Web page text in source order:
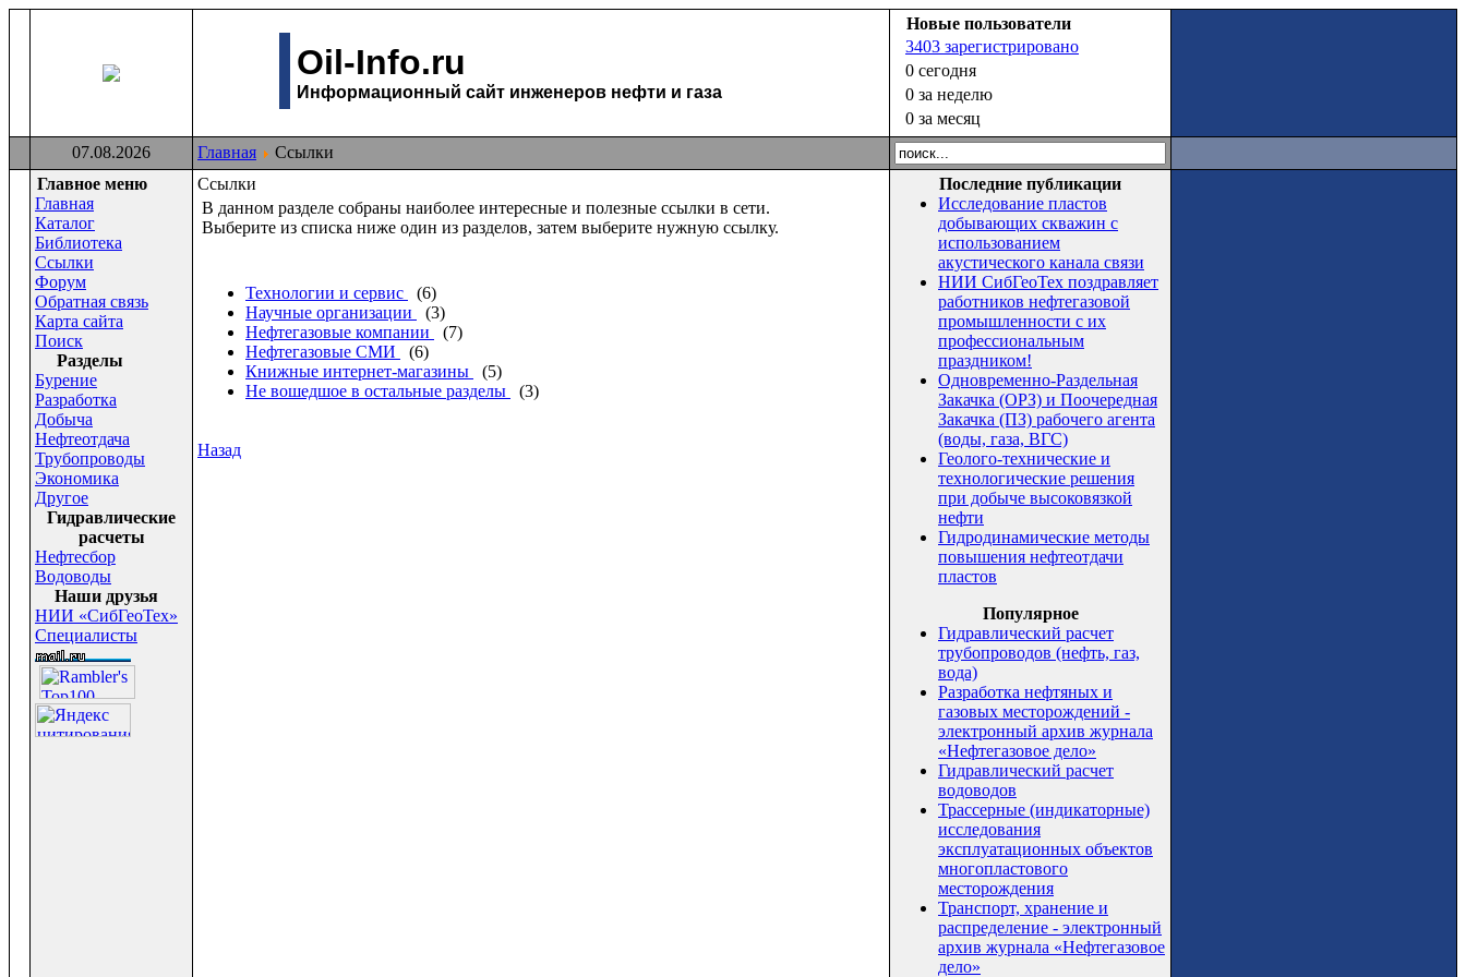
Oil-Info.ru
Информационный сайт инженеров нефти и газа
Новые пользователи
3403 зарегистрировано
0 сегодня
0 за неделю
0 за месяц
07.08.2026
Главная
Ссылки
Главное меню
Главная
Каталог
Библиотека
Ссылки
Форум
Обратная связь
Карта сайта
Поиск
Раздeлы
Бурение
Разработка
Добыча
Нефтеотдача
Трубопроводы
Экономика
Другое
Гидравлические
расчеты
Нефтесбор
Водоводы
Наши друзья
НИИ «СибГеоТех»
Специалисты
Ссылки
В данном разделе собраны наиболее интересные и полезные ссылки в сети.
Выберите из списка ниже один из разделов, затем выберите нужную ссылку.
Технологии и сервис
(6)
Научные организации
(3)
Нефтегазовые компании
(7)
Нефтегазовые СМИ
(6)
Книжные интернет-магазины
(5)
Не вошедшое в остальные разделы
(3)
Назад
Последние публикации
Исследование пластов
добывающих скважин с
использованием
акустического канала связи
НИИ СибГеоТех поздравляет
работников нефтегазовой
промышленности с их
профессиональным
праздником!
Одновременно-Раздельная
Закачка (ОРЗ) и Поочередная
Закачка (ПЗ) рабочего агента
(воды, газа, ВГС)
Геолого-технические и
технологические решения
при добыче высоковязкой
нефти
Гидродинамические методы
повышения нефтеотдачи
пластов
Популярное
Гидравлический расчет
трубопроводов (нефть, газ,
вода)
Разработка нефтяных и
газовых месторождений -
электронный архив журнала
«Нефтегазовое дело»
Гидравлический расчет
водоводов
Трассерные (индикаторные)
исследования
эксплуатационных объектов
многопластового
месторождения
Транспорт, хранение и
распределение - электронный
архив журнала «Нефтегазовое
дело»